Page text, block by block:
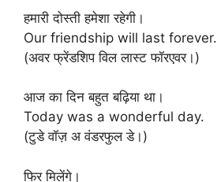
हमारी दोस्ती हमेशा रहेगी।
Our friendship will last forever.
(अवर फ्रेंडशिप विल लास्ट फॉरएवर।)
आज का दिन बहुत बढ़िया था।
Today was a wonderful day.
(टुडे वॉज़ अ वंडरफुल डे।)
फिर मिलेंगे।